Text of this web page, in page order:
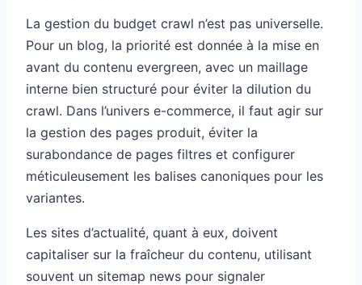
La gestion du budget crawl n’est pas universelle.
Pour un blog, la priorité est donnée à la mise en
avant du contenu evergreen, avec un maillage
interne bien structuré pour éviter la dilution du
crawl. Dans l’univers e-commerce, il faut agir sur
la gestion des pages produit, éviter la
surabondance de pages filtres et configurer
méticuleusement les balises canoniques pour les
variantes.
Les sites d’actualité, quant à eux, doivent
capitaliser sur la fraîcheur du contenu, utilisant
souvent un sitemap news pour signaler